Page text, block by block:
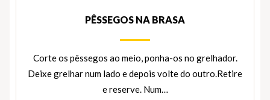
PÊSSEGOS NA BRASA
Corte os pêssegos ao meio, ponha-os no grelhador.
Deixe grelhar num lado e depois volte do outro.Retire
e reserve. Num…